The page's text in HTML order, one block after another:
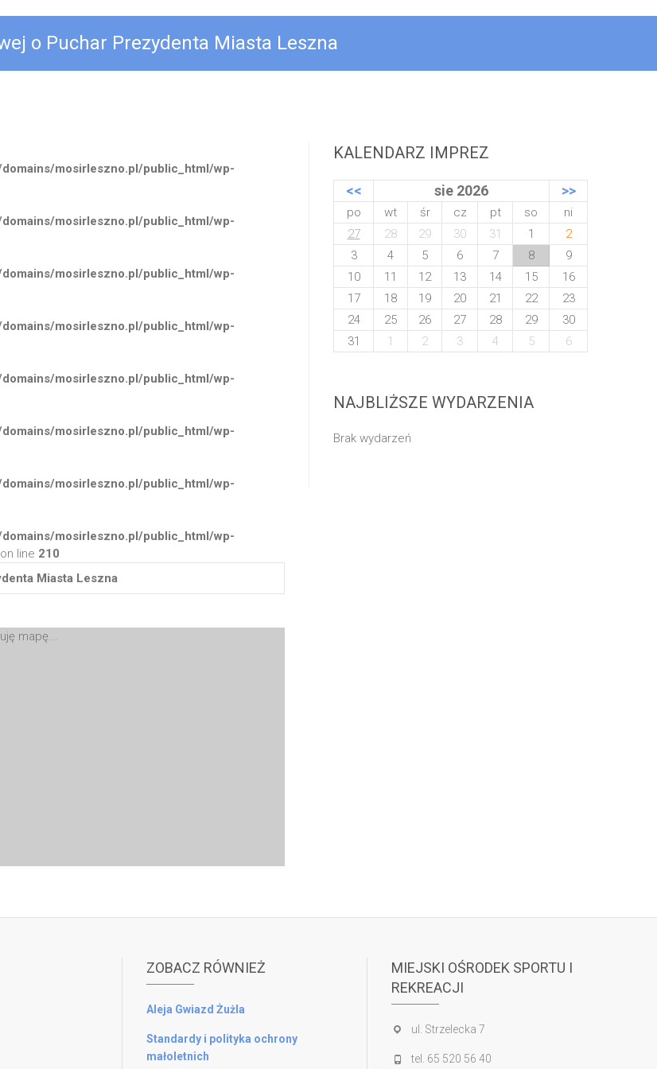
o Puchar Prezydenta Miasta Leszna
mosirleszno.pl/public_html/wp-
mosirleszno.pl/public_html/wp-
mosirleszno.pl/public_html/wp-
mosirleszno.pl/public_html/wp-
mosirleszno.pl/public_html/wp-
mosirleszno.pl/public_html/wp-
mosirleszno.pl/public_html/wp-
mosirleszno.pl/public_html/wp-
on line 210
Miasta Leszna
mapę...
KALENDARZ IMPREZ
<< sie 2026 >>
po wt śr cz pt so
ni
27
28 29 30 31 1
2
3
4 5 6 7 8
9
10
11 12 13 14 15
16
17
18 19 20 21 22
23
24
25 26 27 28 29
30
31
1 2 3 4 5 6
NAJBLIŻSZE WYDARZENIA
Brak wydarzeń
ZOBACZ RÓWNIEŻ
Aleja Gwiazd Żużla
Standardy i polityka ochrony
małoletnich
MIEJSKI OŚRODEK SPORTU I
REKREACJI
ul. Strzelecka 7
tel. 65 520 56 40